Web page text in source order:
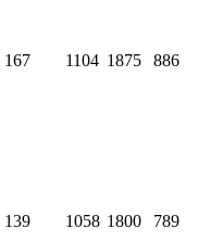
167 1104 1875 886
139 1058 1800 789